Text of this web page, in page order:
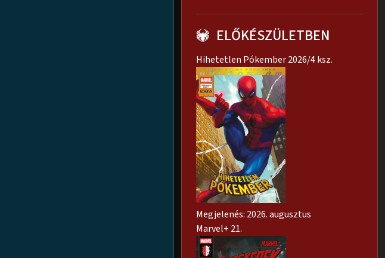
ELŐKÉSZÜLETBEN
Hihetetlen Pókember 2026/4 ksz.
Megjelenés: 2026. augusztus
Marvel+ 21.